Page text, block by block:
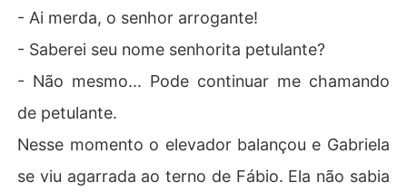
- Ai merda, o senhor arrogante!
- Saberei seu nome senhorita petulante?
- Não mesmo... Pode continuar me chamando
de petulante.
Nesse momento o elevador balançou e Gabriela
se viu agarrada ao terno de Fábio. Ela não sabia